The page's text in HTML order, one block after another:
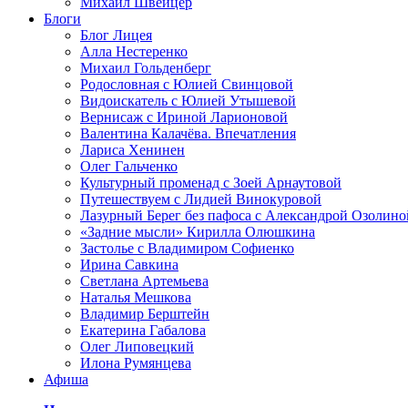
Блоги
Блог Лицея
Алла Нестеренко
Михаил Гольденберг
Родословная с Юлией Свинцовой
Видоискатель с Юлией Утышевой
Вернисаж с Ириной Ларионовой
Валентина Калачёва. Впечатления
Лариса Хенинен
Олег Гальченко
Культурный променад с Зоей Арнаутовой
Путешествуем с Лидией Винокуровой
Лазурный Берег без пафоса с Александрой
«Задние мысли» Кирилла Олюшкина
Застолье с Владимиром Софиенко
Ирина Савкина
Светлана Артемьева
Наталья Мешкова
Владимир Берштейн
Екатерина Габалова
Олег Липовецкий
Илона Румянцева
Афиша